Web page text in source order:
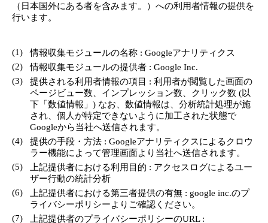
（日本国外にある者を含みます。）への利用者情報の提供を
行います。
(1)
情報収集モジュールの名称 : Googleアナリティクス
(2)
情報収集モジュールの提供者 : Google Inc.
(3)
提供される利用者情報の項目 : 利用者が閲覧した画面の
ページビュー数、インプレッション数、クリック数 (以
下「数値情報」) なお、数値情報は、分析統計処理が施
され、個人が特定できないように加工された状態で
Googleから当社へ送信されます。
(4)
提供の手段・方法 : Googleアナリティクスによるクロウ
ラー機能によって管理画面より当社へ送信されます。
(5)
上記提供者における利用目的 : アクセスログによるユー
ザー行動の統計分析
(6)
上記提供者における第三者提供の有無 : google inc.のプ
ライバシーポリシーよりご確認ください。
(7)
上記提供者のプライバシーポリシーのURL :